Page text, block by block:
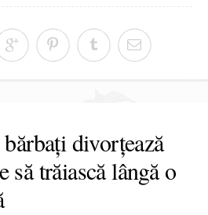
divorțează
să trăiască lângă o